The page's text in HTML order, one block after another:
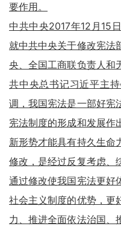
要作用。
中共中央2017年12月15
就中共中央关于修改宪法
央、全国工商联负责人和
共中央总书记习近平主
调，我国宪法是一部好宪
宪法制度的形成和发展作
新形势才能具有持久生命
修改，是经过反复考虑、
通过修改使我国宪法更好
社会主义制度的优势，更
力、推进全面依法治国、